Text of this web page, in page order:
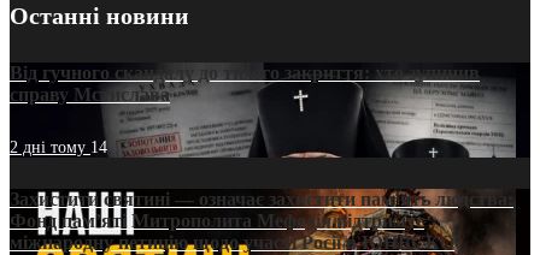
Останні новини
Від гучного скандалу до тихого закриття: хто зупинив
справу Мстислава
2 дні тому 14
Захистити святині — означає захистити пам’ять людства:
Фонд пам’яті Митрополита Мефодія підтримує
міжнародну петицію щодо участі Росії в ЮНЕСКО